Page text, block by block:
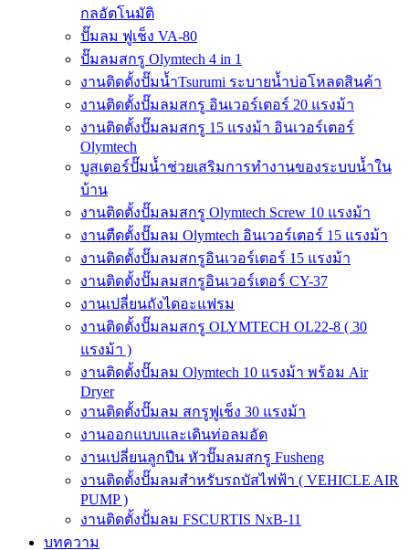
กลอัตโนมัติ
ปั๊มลม ฟูเช็ง VA-80
ปั๊มลมสกรู Olymtech 4 in 1
งานติดตั้งปั๊มน้ำTsurumi ระบายน้ำบ่อโหลดสินค้า
งานติดตั้งปั๊มลมสกรู อินเวอร์เตอร์ 20 แรงม้า
งานติดตั้งปั๊มลมสกรู 15 แรงม้า อินเวอร์เตอร์
Olymtech
บูสเตอร์ปั๊มน้ำช่วยเสริมการทำงานของระบบน้ำใน
บ้าน
งานติดตั้งปั๊มลมสกรู Olymtech Screw 10 แรงม้า
งานตืดตั้งปั๊มลม Olymtech อินเวอร์เตอร์ 15 แรงม้า
งานติดตั้งปั๊มลมสกรูอินเวอร์เตอร์ 15 แรงม้า
งานติดตั้งปั๊มลมสกรูอินเวอร์เตอร์ CY-37
งานเปลี่ยนถังไดอะแฟรม
งานติดตั้งปั๊มลมสกรู OLYMTECH OL22-8 ( 30
แรงม้า )
งานติดตั้งปั๊มลม Olymtech 10 แรงม้า พร้อม Air
Dryer
งานติดตั้งปั๊มลม สกรูฟูเช็ง 30 แรงม้า
งานออกแบบและเดินท่อลมอัด
งานเปลี่ยนลูกปืน หัวปั๊มลมสกรู Fusheng
งานติดตั้งปั๊มลมสำหรับรถบัสไฟฟ้า ( VEHICLE AIR
PUMP )
งานติดตั้งปั้มลม FSCURTIS NxB-11
บทความ